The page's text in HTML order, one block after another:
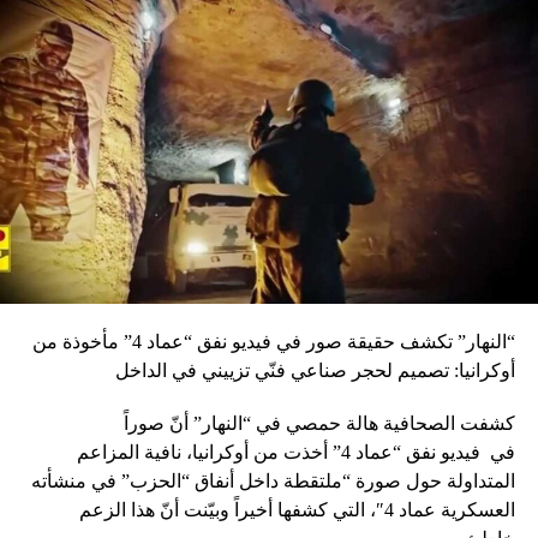
DON'T MISS
(*) بري رفع الجلسة التشريعية المسائية الى قبل ظهر الغد
“النهار” تكشف حقيقة صور في فيديو نفق “عماد 4” مأخوذة من
أوكرانيا: تصميم لحجر صناعي فنّي تزييني في الداخل
كشفت الصحافية هالة حمصي في “النهار” أنّ صوراً
في فيديو
نفق “عماد 4” أخذت من أوكرانيا، نافية المزاعم
المتداولة حول صورة “ملتقطة داخل أنفاق “الحزب” في منشأته
العسكرية عماد 4″، التي كشفها أخيراً وبيّنت أنّ هذا الزعم